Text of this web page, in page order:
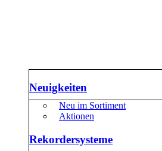
Neuigkeiten
Neu im Sortiment
Aktionen
Rekordersysteme